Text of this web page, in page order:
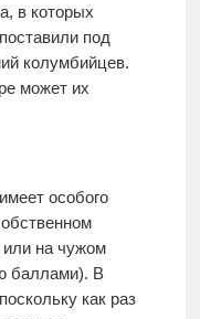
в которых
под
колумбийцев.
может их
особого
или на чужом
баллами). В
как раз